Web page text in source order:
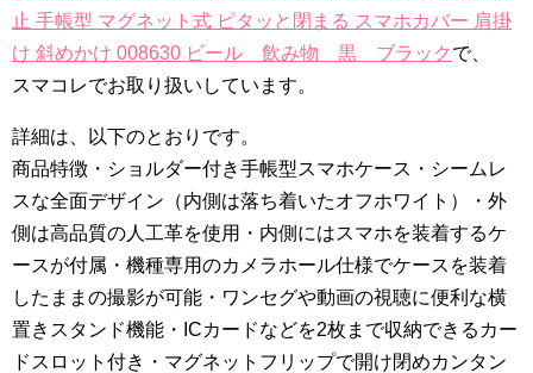
止 手帳型 マグネット式 ピタッと閉まる スマホカバー 肩掛
け 斜めかけ 008630 ビール 飲み物 黒 ブラック で、
スマコレでお取り扱いしています。
詳細は、以下のとおりです。
商品特徴・ショルダー付き手帳型スマホケース・シームレ
スな全面デザイン（内側は落ち着いたオフホワイト）・外
側は高品質の人工革を使用・内側にはスマホを装着するケ
ースが付属・機種専用のカメラホール仕様でケースを装着
したままの撮影が可能・ワンセグや動画の視聴に便利な横
置きスタンド機能・ICカードなどを2枚まで収納できるカー
ドスロット付き・マグネットフリップで開け閉めカンタン